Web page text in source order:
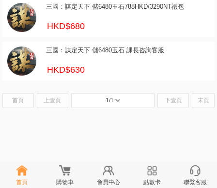
三國：謀定天下 儲6480玉石788HKD/3290NT禮包
HKD$680
三國：謀定天下 儲6480玉石 課長咨詢客服
HKD$630
首頁 上壹頁 1/1 下壹頁 末頁
首頁 購物車 會員中心 點數卡 聯繫客服